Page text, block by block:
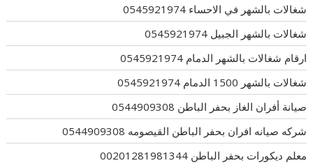
شغالات بالشهر في الاحساء 0545921974
شغالات بالشهر الجبيل 0545921974
ارقام شغالات بالشهر الدمام 0545921974
شغالات بالشهر 1500 الدمام 0545921974
صيانة أفران الغاز بحفر الباطن 0544909308
شركه صيانه افران بحفر الباطن القيصومه 0544909308
معلم ديكورات بحفر الباطن 00201281981344